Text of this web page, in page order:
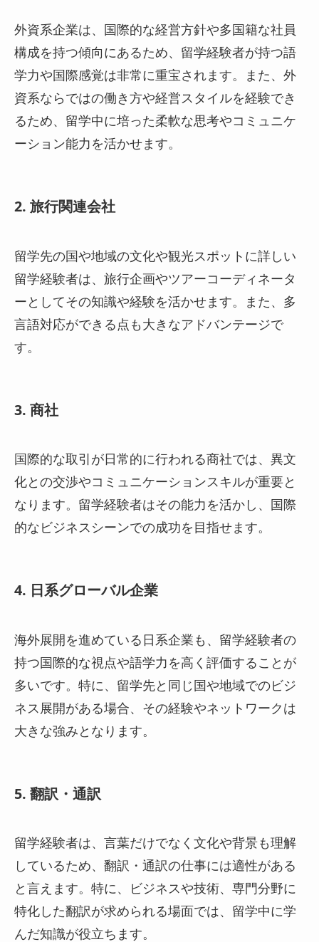
外資系企業は、国際的な経営方針や多国籍な社員
構成を持つ傾向にあるため、留学経験者が持つ語
学力や国際感覚は非常に重宝されます。また、外
資系ならではの働き方や経営スタイルを経験でき
るため、留学中に培った柔軟な思考やコミュニケ
ーション能力を活かせます。
2. 旅行関連会社
留学先の国や地域の文化や観光スポットに詳しい
留学経験者は、旅行企画やツアーコーディネータ
ーとしてその知識や経験を活かせます。また、多
言語対応ができる点も大きなアドバンテージで
す。
3. 商社
国際的な取引が日常的に行われる商社では、異文
化との交渉やコミュニケーションスキルが重要と
なります。留学経験者はその能力を活かし、国際
的なビジネスシーンでの成功を目指せます。
4. 日系グローバル企業
海外展開を進めている日系企業も、留学経験者の
持つ国際的な視点や語学力を高く評価することが
多いです。特に、留学先と同じ国や地域でのビジ
ネス展開がある場合、その経験やネットワークは
大きな強みとなります。
5. 翻訳・通訳
留学経験者は、言葉だけでなく文化や背景も理解
しているため、翻訳・通訳の仕事には適性がある
と言えます。特に、ビジネスや技術、専門分野に
特化した翻訳が求められる場面では、留学中に学
んだ知識が役立ちます。